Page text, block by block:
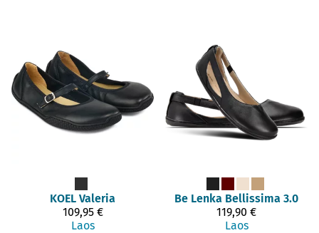
KOEL Valeria
109,95 €
Laos
Be Lenka Bellissima 3.0
119,90 €
Laos